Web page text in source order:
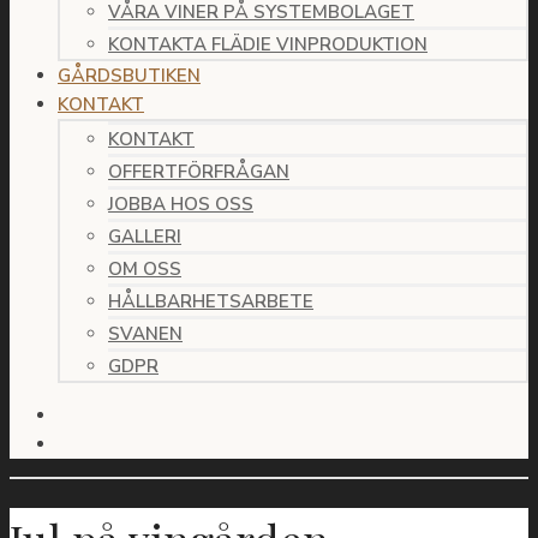
VÅRA VINER PÅ SYSTEMBOLAGET
KONTAKTA FLÄDIE VINPRODUKTION
GÅRDSBUTIKEN
KONTAKT
KONTAKT
OFFERTFÖRFRÅGAN
JOBBA HOS OSS
GALLERI
OM OSS
HÅLLBARHETSARBETE
SVANEN
GDPR